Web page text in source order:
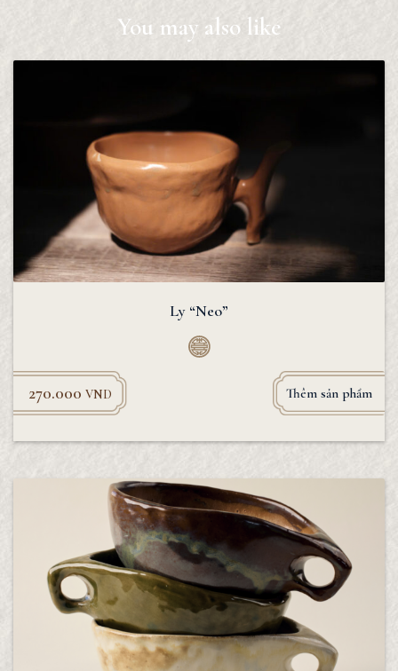
You may also like
Ly “Neo”
270.000 VND Thêm sản phẩm